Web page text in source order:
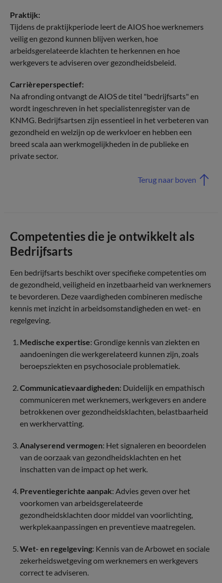
Praktijk:
Tijdens de praktijkperiode leert de AIOS hoe werknemers
veilig en gezond kunnen blijven werken, hoe
arbeidsgerelateerde klachten te herkennen en hoe
werkgevers te adviseren over gezondheidsbeleid.
Carrièreperspectief:
Na afronding ontvangt de AIOS de titel "bedrijfsarts" en
wordt ingeschreven in het specialistenregister van de
KNMG. Bedrijfsartsen zijn essentieel in het verbeteren van
gezondheid en welzijn op de werkvloer en hebben een
breed scala aan werkmogelijkheden in de publieke en
private sector.
Terug naar boven
Competenties die je ontwikkelt als
Bedrijfsarts
Een bedrijfsarts beschikt over specifieke competenties om
de gezondheid, veiligheid en inzetbaarheid van werknemers
te bevorderen. Deze vaardigheden combineren medische
kennis met inzicht in arbeidsomstandigheden en wet- en
regelgeving.
Medische expertise: Grondige kennis van ziekten en
aandoeningen die werkgerelateerd kunnen zijn, zoals
beroepsziekten en psychosociale problematiek.
Communicatievaardigheden: Duidelijk en empathisch
communiceren met werknemers, werkgevers en andere
betrokkenen over gezondheidsklachten, belastbaarheid
en werkhervatting.
Analyserend vermogen: Het signaleren en beoordelen
van de oorzaak van gezondheidsklachten en het
inschatten van de impact op het werk.
Preventiegerichte aanpak: Advies geven over het
voorkomen van arbeidsgerelateerde
gezondheidsklachten door middel van voorlichting,
werkplekaanpassingen en preventieve maatregelen.
Wet- en regelgeving: Kennis van de Arbowet en sociale
zekerheidswetgeving om werknemers en werkgevers
correct te adviseren.